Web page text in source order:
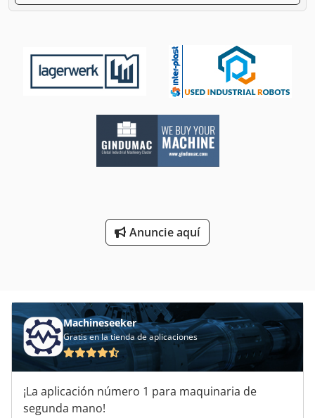
Anuncie aquí
Machineseeker
Gratis en la tienda de aplicaciones
¡La aplicación número 1 para maquinaria de
segunda mano!